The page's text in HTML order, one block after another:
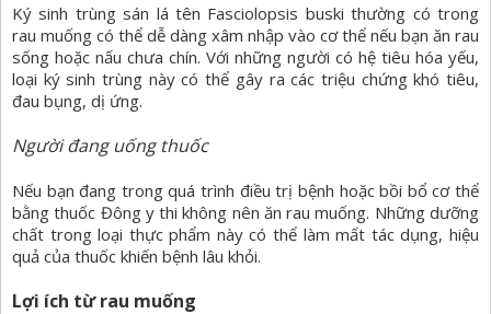
Ký sinh trùng sán lá tên Fasciolopsis buski thường có trong
rau muống có thể dễ dàng xâm nhập vào cơ thể nếu bạn ăn rau
sống hoặc nấu chưa chín. Với những người có hệ tiêu hóa yếu,
loại ký sinh trùng này có thể gây ra các triệu chứng khó tiêu,
đau bụng, dị ứng.
Người đang uống thuốc
Nếu bạn đang trong quá trình điều trị bệnh hoặc bồi bổ cơ thể
bằng thuốc Đông y thi không nên ăn rau muống. Những dưỡng
chất trong loại thực phẩm này có thể làm mất tác dụng, hiệu
quả của thuốc khiến bệnh lâu khỏi.
Lợi ích từ rau muống